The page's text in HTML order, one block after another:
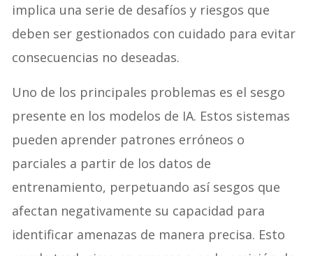
implica una serie de desafíos y riesgos que
deben ser gestionados con cuidado para evitar
consecuencias no deseadas.
Uno de los principales problemas es el sesgo
presente en los modelos de IA. Estos sistemas
pueden aprender patrones erróneos o
parciales a partir de los datos de
entrenamiento, perpetuando así sesgos que
afectan negativamente su capacidad para
identificar amenazas de manera precisa. Esto